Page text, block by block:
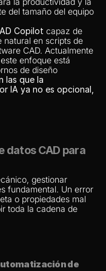
del tamaño del equipo
Copilot capaz de
natural en scripts de
CAD. Actualmente
enfoque está
de diseño
las que la
IA ya no es opcional,
datos CAD para
gestionar
fundamental. Un error
o propiedades mal
toda la cadena de
de